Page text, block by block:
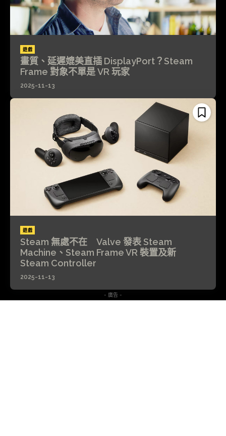
遊戲
畫質、延遲媲美直插 DisplayPort？Steam
Frame 對象不單是 VR 玩家
2025-11-13
遊戲
Steam 無處不在 Valve 發表 Steam
Machine、Steam Frame VR 裝置及新
Steam Controller
2025-11-13
- 廣告 -